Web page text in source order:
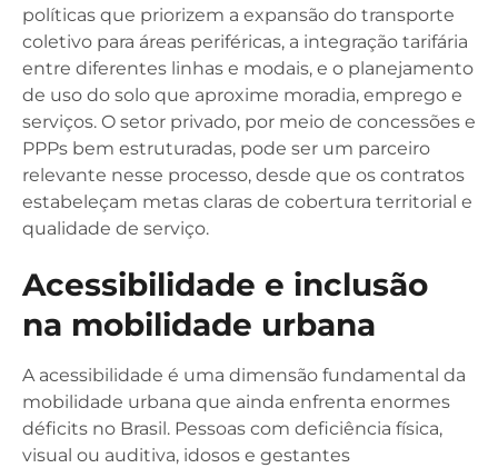
políticas que priorizem a expansão do transporte
coletivo para áreas periféricas, a integração tarifária
entre diferentes linhas e modais, e o planejamento
de uso do solo que aproxime moradia, emprego e
serviços. O setor privado, por meio de concessões e
PPPs bem estruturadas, pode ser um parceiro
relevante nesse processo, desde que os contratos
estabeleçam metas claras de cobertura territorial e
qualidade de serviço.
Acessibilidade e inclusão
na mobilidade urbana
A acessibilidade é uma dimensão fundamental da
mobilidade urbana que ainda enfrenta enormes
déficits no Brasil. Pessoas com deficiência física,
visual ou auditiva, idosos e gestantes